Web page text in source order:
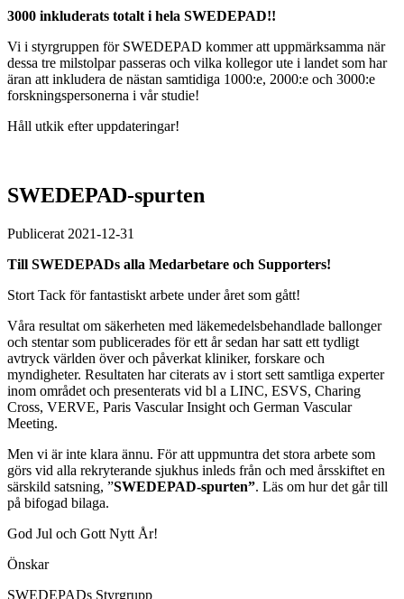
3000 inkluderats totalt i hela SWEDEPAD!!
Vi i styrgruppen för SWEDEPAD kommer att uppmärksamma när
dessa tre milstolpar passeras och vilka kollegor ute i landet som har
äran att inkludera de nästan samtidiga 1000:e, 2000:e och 3000:e
forskningspersonerna i vår studie!
Håll utkik efter uppdateringar!
SWEDEPAD-spurten
Publicerat 2021-12-31
Till SWEDEPADs alla Medarbetare och Supporters!
Stort Tack för fantastiskt arbete under året som gått!
Våra resultat om säkerheten med läkemedelsbehandlade ballonger
och stentar som publicerades för ett år sedan har satt ett tydligt
avtryck världen över och påverkat kliniker, forskare och
myndigheter. Resultaten har citerats av i stort sett samtliga experter
inom området och presenterats vid bl a LINC, ESVS, Charing
Cross, VERVE, Paris Vascular Insight och German Vascular
Meeting.
Men vi är inte klara ännu. För att uppmuntra det stora arbete som
görs vid alla rekryterande sjukhus inleds från och med årsskiftet en
särskild satsning, ”SWEDEPAD-spurten”. Läs om hur det går till
på bifogad bilaga.
God Jul och Gott Nytt År!
Önskar
SWEDEPADs Styrgrupp